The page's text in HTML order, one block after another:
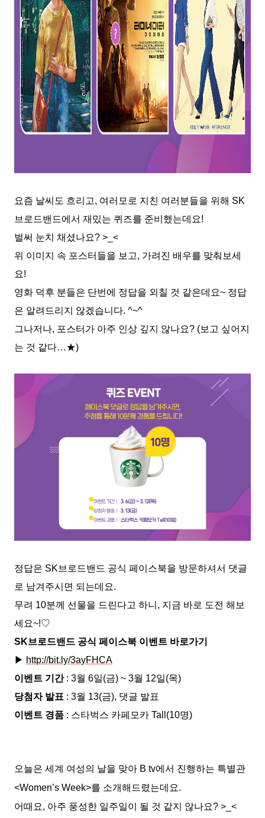
요즘 날씨도 흐리고, 여러모로 지친 여러분들을 위해 SK
브로드밴드에서 재밌는 퀴즈를 준비했는데요!
벌써 눈치 채셨나요? >_<
위 이미지 속 포스터들을 보고, 가려진 배우를 맞춰보세
요!
영화 덕후 분들은 단번에 정답을 외칠 것 같은데요~ 정답
은 알려드리지 않겠습니다. ^~^
그나저나, 포스터가 아주 인상 깊지 않나요? (보고 싶어지
는 것 같다…★)
정답은 SK브로드밴드 공식 페이스북을 방문하셔서 댓글
로 남겨주시면 되는데요.
무려 10분께 선물을 드린다고 하니, 지금 바로 도전 해보
세요~!♡
SK브로드밴드 공식 페이스북 이벤트 바로가기
▶ http://bit.ly/3ayFHCA
이벤트 기간: 3월 6일(금) ~ 3월 12일(목)
당첨자 발표 : 3월 13(금), 댓글 발표
이벤트 경품 : 스타벅스 카페모카 Tall(10명)
오늘은 세계 여성의 날을 맞아 B tv에서 진행하는 특별관
<Women’s Week>를 소개해드렸는데요.
어때요, 아주 풍성한 일주일이 될 것 같지 않나요? >_<